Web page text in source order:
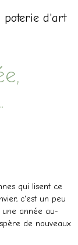
qui lisent ce
c'est un peu
une année au-
de nouveaux